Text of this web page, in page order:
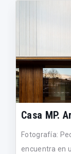
Casa MP.
Fotografía:
encuentra en